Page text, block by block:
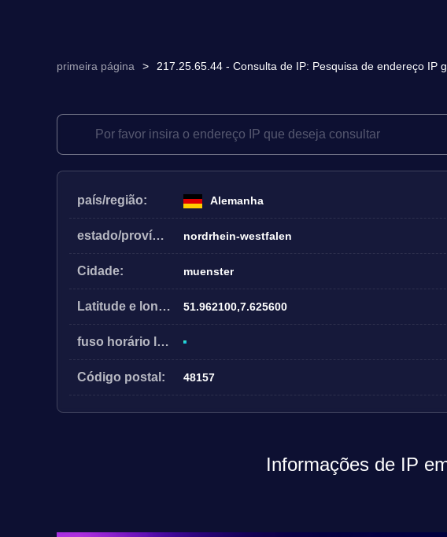
primeira página > 217.25.65.44 - Consulta de IP: Pesquisa de endereço IP
país/região: Alemanha
estado/província: nordrhein-westfalen
Cidade: muenster
Latitude e longitude: 51.962100,7.625600
fuso horário local:
Código postal: 48157
Informações de IP